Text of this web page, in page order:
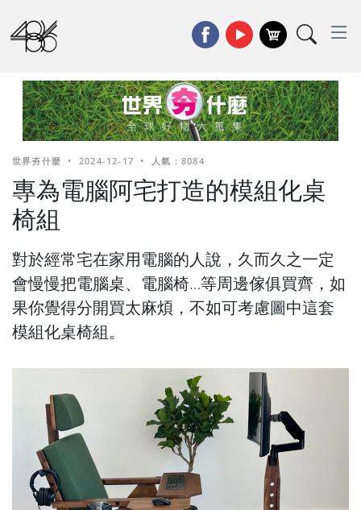
世界夯什麼 • 2024-12-17 • 人氣 : 8084
專為電腦阿宅打造的模組化桌
椅組
對於經常宅在家用電腦的人說，久而久之一定
會慢慢把電腦桌、電腦椅…等周邊傢俱買齊，如
果你覺得分開買太麻煩，不如可考慮圖中這套
模組化桌椅組。